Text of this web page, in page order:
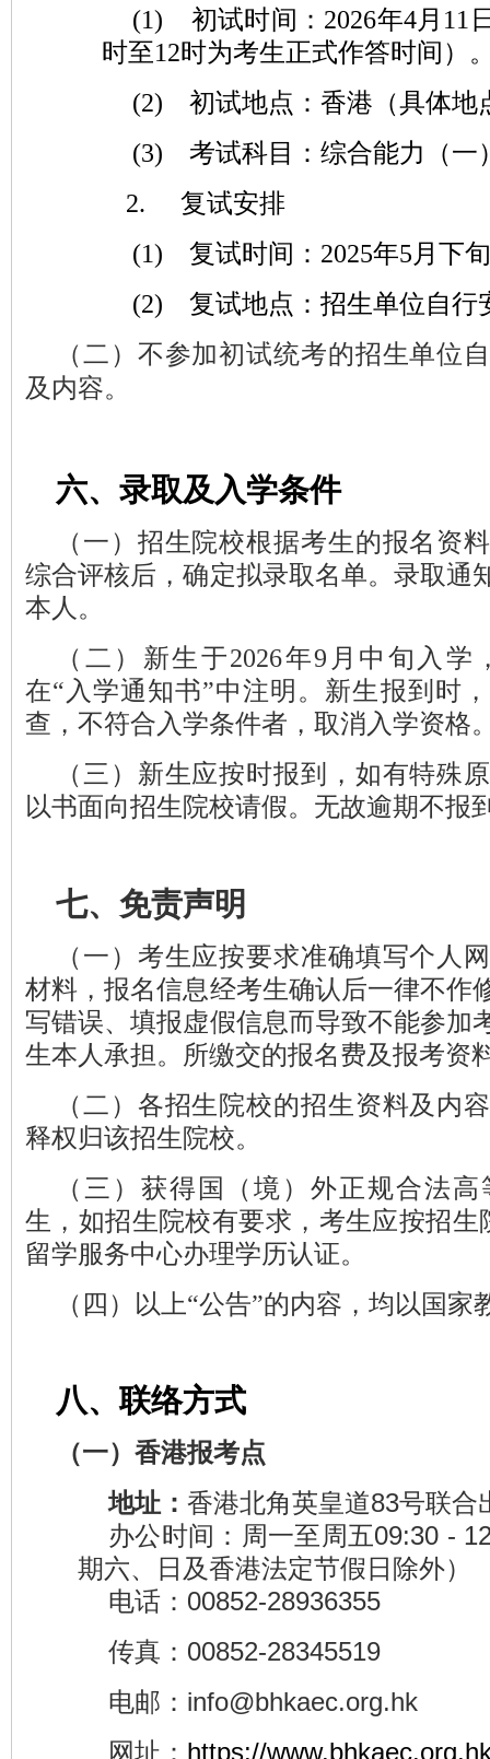
(1)
初试时间：2026年4月11
时至12时为考生正式作答时间）
(2)
初试地点：香港（具体地
(3)
考试科目：综合能力（一
2.
复试安排
(1)
复试时间：2025年5月下
(2)
复试地点：招生单位自行
（二）不参加初试统考的招生单位
及内容。
六、录取及入学条件
（一）招生院校根据考生的报名资
综合评核后，确定拟录取名单。录取通
本人。
（二）新生于2026年9月中旬入学
在“入学通知书”中注明。新生报到时
查，不符合入学条件者，取消入学资格
（三）新生应按时报到，如有特殊
以书面向招生院校请假。无故逾期不报
七、免责声明
（一）考生应按要求准确填写个人
材料，报名信息经考生确认后一律不作
写错误、填报虚假信息而导致不能参加
生本人承担。所缴交的报名费及报考资
（二）各招生院校的招生资料及内
释权归该招生院校。
（三）获得国（境）外正规合法
生，如招生院校有要求，考生应按
留学服务中心办理学历认证。
（四）以上“公告”的内容，均以国家
八、联络方式
（一）香港报考点
地址： 香港北角英皇道83号联合
办公时间：周一至周五09:30 -
期六、日及香港法定节假日除外）
电话：00852-28936355
传真：00852-28345519
电邮： info@bhkaec.org.hk
网址： https://